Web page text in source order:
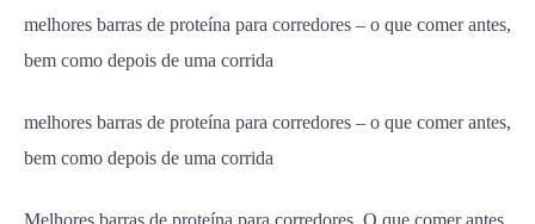
melhores barras de proteína para corredores – o que comer antes,
bem como depois de uma corrida
melhores barras de proteína para corredores – o que comer antes,
bem como depois de uma corrida
Melhores barras de proteína para corredores. O que comer antes